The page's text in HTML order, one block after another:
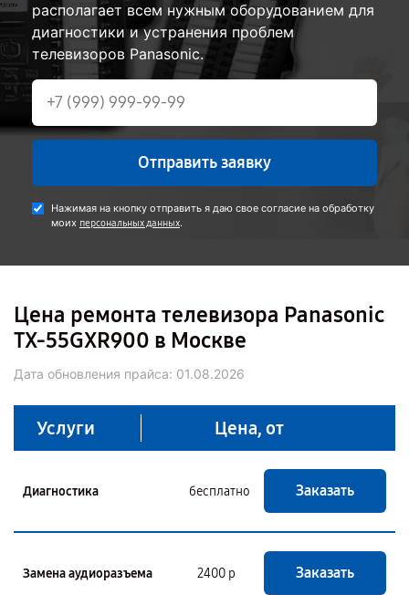
располагает всем нужным оборудованием для
диагностики и устранения проблем
телевизоров Panasonic.
Отправить заявку
Нажимая на кнопку отправить я даю свое согласие на обработку
моих персональных данных.
Цена ремонта телевизора Panasonic
TX-55GXR900 в Москве
Дата обновления прайса: 01.08.2026
Услуги Цена, от
Диагностика бесплатно Заказать
Замена аудиоразъема 2400 р Заказать